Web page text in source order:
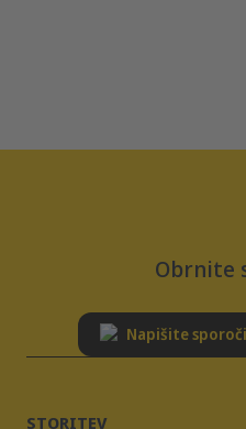
Obrnite
Napišite
STORITEV